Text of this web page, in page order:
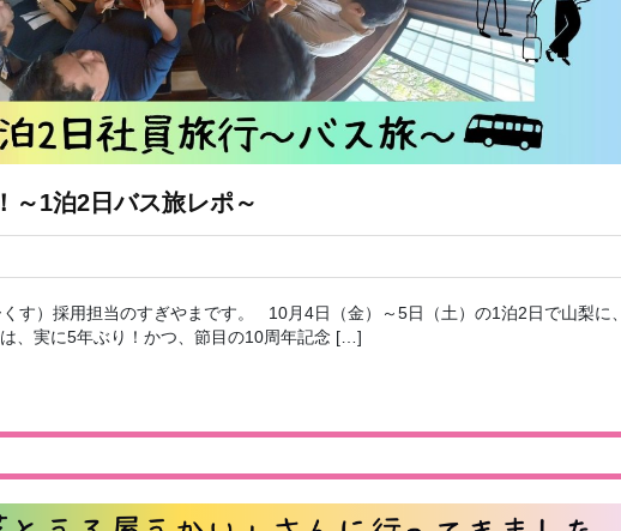
～1泊2日バス旅レポ～
す）採用担当のすぎやまです。 10月4日（金）～5日（土）の1泊2日で山梨に
、実に5年ぶり！かつ、節目の10周年記念 […]